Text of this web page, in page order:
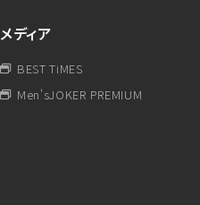
メディア
BEST TiMES
Men'sJOKER PREMIUM